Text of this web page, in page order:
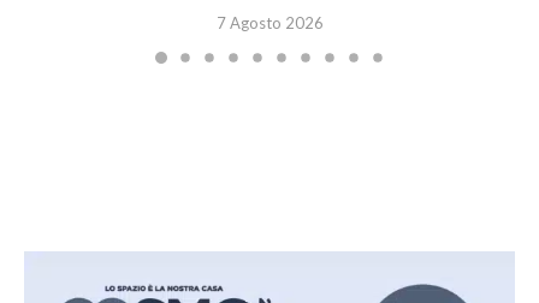
7 Agosto 2026